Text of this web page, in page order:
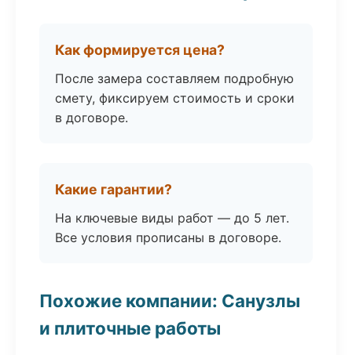
Как формируется цена?
После замера составляем подробную
смету, фиксируем стоимость и сроки
в договоре.
Какие гарантии?
На ключевые виды работ — до 5 лет.
Все условия прописаны в договоре.
Похожие компании: Санузлы
и плиточные работы